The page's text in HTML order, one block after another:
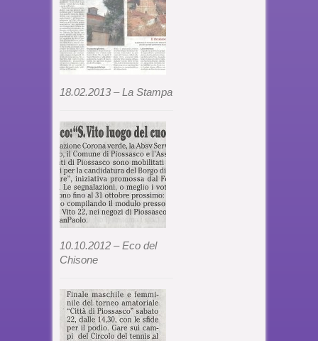
18.02.2013 – La Stampa
10.10.2012 – Eco del
Chisone